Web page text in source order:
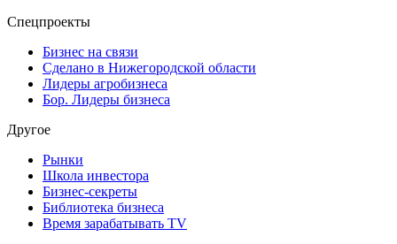
Спецпроекты
Бизнес на связи
Сделано в Нижегородской области
Лидеры агробизнеса
Бор. Лидеры бизнеса
Другое
Рынки
Школа инвестора
Бизнес-секреты
Библиотека бизнеса
Время зарабатывать TV